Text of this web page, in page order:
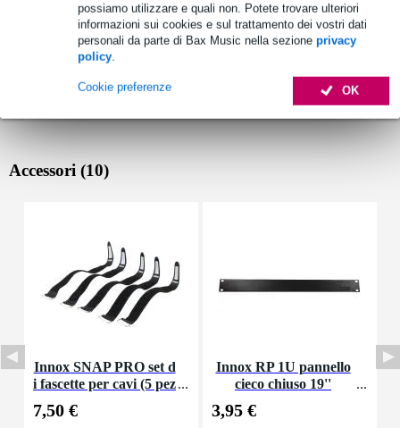
possiamo utilizzare e quali non. Potete trovare ulteriori
informazioni sui cookies e sul trattamento dei vostri dati
personali da parte di Bax Music nella sezione privacy
policy.
OK
Cookie preferenze
Accessori (10)
Innox SNAP PRO set d
i fascette per cavi (5 pez
7,50 €
Innox RP 1U pannello
cieco chiuso 19''
3,95 €